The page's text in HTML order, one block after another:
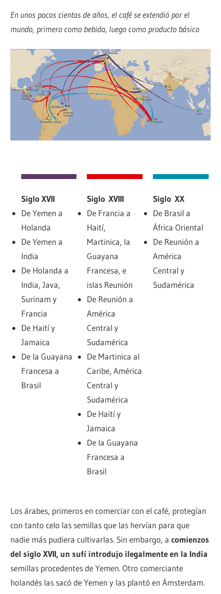
En unos pocos cientos de años, el café se extendió por el
mundo, primero como bebida, luego como producto básico
Siglo XVII
De Yemen a
Holanda
De Yemen a
India
De Holanda a
India, Java,
Surinam y
Francia
De Haití y
Jamaica
De la Guayana
Francesa a
Brasil
Siglo XVIII
De Francia a
Haití,
Martinica, la
Guayana
Francesa, e
islas Reunión
De Reunión a
América
Central y
Sudamérica
De Martinica al
Caribe, América
Central y
Sudamérica
De Haití y
Jamaica
De la Guayana
Francesa a
Brasil
Siglo XX
De Brasil a
África Oriental
De Reunión a
América
Central y
Sudamérica
Los árabes, primeros en comerciar con el café, protegían
con tanto celo las semillas que las hervían para que
nadie más pudiera cultivarlas. Sin embargo, acomienzos
del siglo XVII, un sufí introdujo ilegalmente en la India
semillas procedentes de Yemen. Otro comerciante
holandés las sacó de Yemen y las plantó en Ámsterdam.